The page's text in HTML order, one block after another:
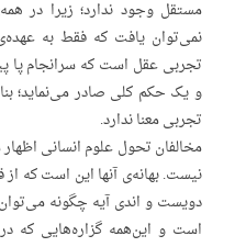
مستقل وجود ندارد؛ زیرا در
نمی‌توان یافت که فقط به
تجربی عقل است که سرانجام پا
و یک حکم کلی صادر می‌‌نماید؛
تجربی معنا ندارد.
مخالفان تحول علوم انسانی
نیست. بهانه‌ی آنها این است که
دویست و اندی آیه چگونه
است و این‌همه گزاره‌هایی که